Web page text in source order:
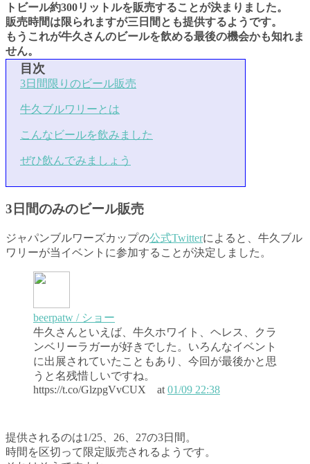
トビール約300リットルを販売することが決まりました。
販売時間は限られますが三日間とも提供するようです。
もうこれが牛久さんのビールを飲める最後の機会かも知れま
せん。
目次
3日間限りのビール販売
牛久ブルワリーとは
こんなビールを飲みました
ぜひ飲んでみましょう
3日間のみのビール販売
ジャパンブルワーズカップの公式Twitterによると、牛久ブル
ワリーが当イベントに参加することが決定しました。
beerpatw / ショー
牛久さんといえば、牛久ホワイト、ヘレス、クラ
ンベリーラガーが好きでした。いろんなイベント
に出展されていたこともあり、今回が最後かと思
うと名残惜しいですね。
https://t.co/GlzpgVvCUX at 01/09 22:38
提供されるのは1/25、26、27の3日間。
時間を区切って限定販売されるようです。